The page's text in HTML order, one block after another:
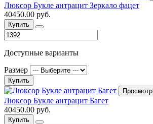
Люксор Букле антрацит Зеркало фацет
40450.00 руб.
Купить
Доступные варианты
Размер
Купить
Просмотр
Люксор Букле антрацит Багет
40450.00 руб.
Купить